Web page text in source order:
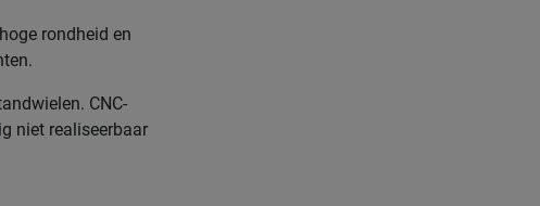
rondheid en
CNC-
niet realiseerbaar